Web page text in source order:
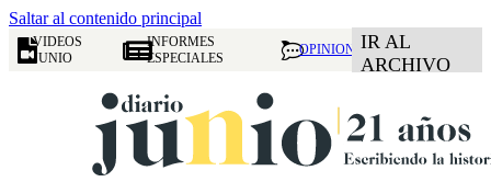
Saltar al contenido principal
VIDEOS
JUNIO
INFORMES
ESPECIALES
OPINION IR AL
ARCHIVO